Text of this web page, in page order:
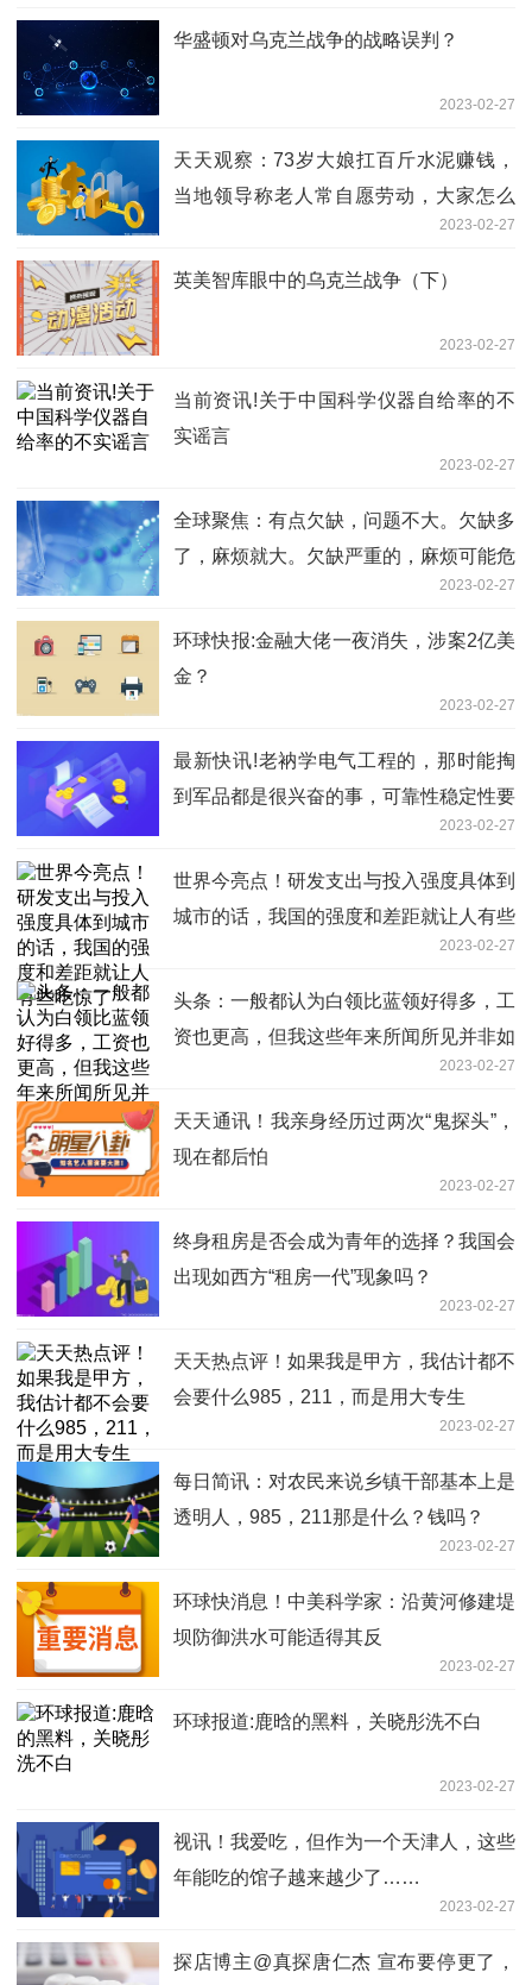
华盛顿对乌克兰战争的战略误判？
2023-02-27
天天观察：73岁大娘扛百斤水泥赚钱，
当地领导称老人常自愿劳动，大家怎么
2023-02-27
英美智库眼中的乌克兰战争（下）
2023-02-27
当前资讯!关于中国科学仪器自给率的不
实谣言
2023-02-27
全球聚焦：有点欠缺，问题不大。欠缺多
了，麻烦就大。欠缺严重的，麻烦可能危
2023-02-27
环球快报:金融大佬一夜消失，涉案2亿美
金？
2023-02-27
最新快讯!老衲学电气工程的，那时能掏
到军品都是很兴奋的事，可靠性稳定性要
2023-02-27
世界今亮点！研发支出与投入强度具体到
城市的话，我国的强度和差距就让人有些
2023-02-27
头条：一般都认为白领比蓝领好得多，工
资也更高，但我这些年来所闻所见并非如
2023-02-27
天天通讯！我亲身经历过两次“鬼探头”，
现在都后怕
2023-02-27
终身租房是否会成为青年的选择？我国会
出现如西方“租房一代”现象吗？
2023-02-27
天天热点评！如果我是甲方，我估计都不
会要什么985，211，而是用大专生
2023-02-27
每日简讯：对农民来说乡镇干部基本上是
透明人，985，211那是什么？钱吗？
2023-02-27
环球快消息！中美科学家：沿黄河修建堤
坝防御洪水可能适得其反
2023-02-27
环球报道:鹿晗的黑料，关晓彤洗不白
2023-02-27
视讯！我爱吃，但作为一个天津人，这些
年能吃的馆子越来越少了……
2023-02-27
探店博主@真探唐仁杰 宣布要停更了，